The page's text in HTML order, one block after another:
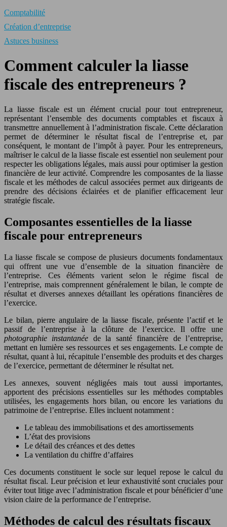
Comptabilité
Création d’entreprise
Astuces business
Comment calculer la liasse
fiscale des entrepreneurs ?
La liasse fiscale est un élément crucial pour tout entrepreneur,
représentant l’ensemble des documents comptables et fiscaux à
transmettre annuellement à l’administration fiscale. Cette déclaration
permet de déterminer le résultat fiscal de l’entreprise et, par
conséquent, le montant de l’impôt à payer. Pour les entrepreneurs,
maîtriser le calcul de la liasse fiscale est essentiel non seulement pour
respecter les obligations légales, mais aussi pour optimiser la gestion
financière de leur activité. Comprendre les composantes de la liasse
fiscale et les méthodes de calcul associées permet aux dirigeants de
prendre des décisions éclairées et de planifier efficacement leur
stratégie fiscale.
Composantes essentielles de la liasse
fiscale pour entrepreneurs
La liasse fiscale se compose de plusieurs documents fondamentaux
qui offrent une vue d’ensemble de la situation financière de
l’entreprise. Ces éléments varient selon le régime fiscal de
l’entreprise, mais comprennent généralement le bilan, le compte de
résultat et diverses annexes détaillant les opérations financières de
l’exercice.
Le bilan, pierre angulaire de la liasse fiscale, présente l’actif et le
passif de l’entreprise à la clôture de l’exercice. Il offre une
photographie instantanée de la santé financière de l’entreprise,
mettant en lumière ses ressources et ses engagements. Le compte de
résultat, quant à lui, récapitule l’ensemble des produits et des charges
de l’exercice, permettant de déterminer le résultat net.
Les annexes, souvent négligées mais tout aussi importantes,
apportent des précisions essentielles sur les méthodes comptables
utilisées, les engagements hors bilan, ou encore les variations du
patrimoine de l’entreprise. Elles incluent notamment :
Le tableau des immobilisations et des amortissements
L’état des provisions
Le détail des créances et des dettes
La ventilation du chiffre d’affaires
Ces documents constituent le socle sur lequel repose le calcul du
résultat fiscal. Leur précision et leur exhaustivité sont cruciales pour
éviter tout litige avec l’administration fiscale et pour bénéficier d’une
vision claire de la performance de l’entreprise.
Méthodes de calcul des résultats fiscaux